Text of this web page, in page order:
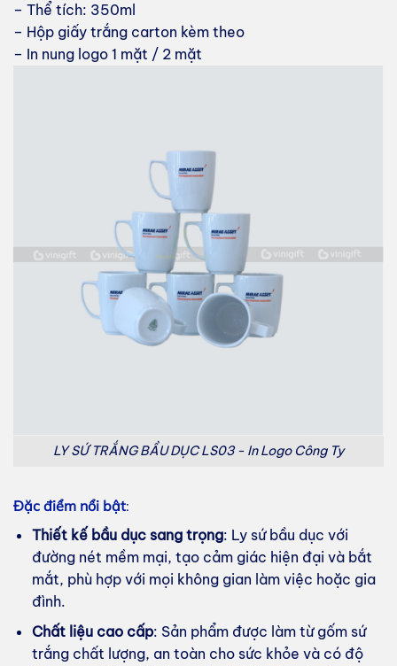
– Thể tích: 350ml
– Hộp giấy trắng carton kèm theo
– In nung logo 1 mặt / 2 mặt
LY SỨ TRẮNG BẦU DỤC LS03 - In Logo Công Ty
Đặc điểm nổi bật:
Thiết kế bầu dục sang trọng: Ly sứ bầu dục với
đường nét mềm mại, tạo cảm giác hiện đại và bắt
mắt, phù hợp với mọi không gian làm việc hoặc gia
đình.
Chất liệu cao cấp: Sản phẩm được làm từ gốm sứ
trắng chất lượng, an toàn cho sức khỏe và có độ